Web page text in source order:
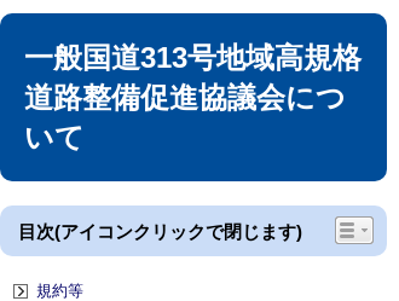
一般国道313号地域高規格
道路整備促進協議会につ
いて
目次(アイコンクリックで閉じます)
規約等